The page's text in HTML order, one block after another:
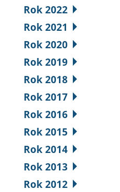
Rok 2022
Rok 2021
Rok 2020
Rok 2019
Rok 2018
Rok 2017
Rok 2016
Rok 2015
Rok 2014
Rok 2013
Rok 2012